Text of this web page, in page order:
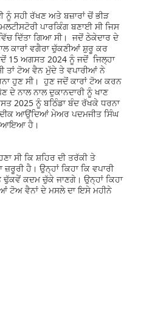
ਸਹੀ ਰੱਖਣ ਅਤੇ ਬਜ਼ਾਰਾਂ ਚੋਂ ਭੀੜ
ਪਾਰਕਿੰਗ ਬਣਾਈ ਸੀ ਜਿਸ
ਦਿੱਤਾ ਗਿਆ ਸੀ। ਜਦੋਂ ਠੇਕੇਦਾਰ ਦੇ
ਕਾਰਾਂ ਵਗੈਰਾ ਚੁੱਕਣੀਆਂ ਸ਼ੁਰੂ ਕਰ
15 ਅਗਸਤ 2024 ਨੂੰ ਜਦੋਂ ਜਿਲ੍ਹਾ
ਤਾਂ ਟੋਅ ਵੈਨ ਮੁੱਦੇ ਤੇ ਵਪਾਰੀਆਂ ਨੇ
ਹੁਣ ਸੀ। ਹੁਣ ਜਦੋਂ ਕਾਰਾਂ ਟੋਅ ਕਰਨ
ਦੇ ਨਾਲ ਨਾਲ ਦੁਕਾਨਦਾਰੀ ਨੂੰ ਖਾਣ
2025 ਨੂੰ ਬਠਿੰਡਾ ਬੰਦ ਰੱਖਕੇ ਧਰਨਾ
ਆਉਂਦਿਆਂ ਮੇਅਰ ਪਦਮਜੀਤ ਸਿੰਘ
ਆਇਆ ਹੈ।
ਸੀ ਕਿ ਸ਼ਹਿਰ ਦੀ ਤਰੱਕੀ ਤੇ
ਹੈ। ਉਨ੍ਹਾਂ ਕਿਹਾ ਕਿ ਵਪਾਰੀ
ਕਦਮ ਚੁੱਕੇ ਜਾਣਗੇ। ਉਨ੍ਹਾਂ ਕਿਹਾ
ਟੋਅ ਵੈਨਾਂ ਦੇ ਮਸਲੇ ਦਾ ਇਸੇ ਮਹੀਨੇ